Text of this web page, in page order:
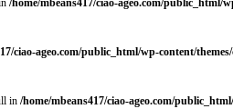
/home/mbeans417/ciao-ageo.com/public_html/
ciao-ageo.com/public_html/wp-content/
in /home/mbeans417/ciao-ageo.com/